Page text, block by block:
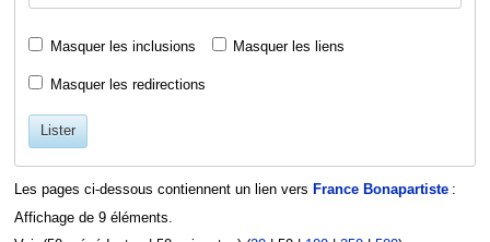
Masquer les inclusions Masquer les liens
Masquer les redirections
Lister
Les pages ci-dessous contiennent un lien vers France Bonapartiste:
Affichage de 9 éléments.